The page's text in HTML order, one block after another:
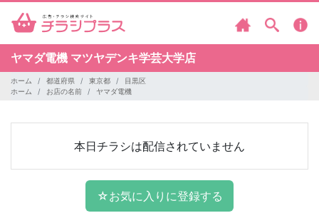
ヤマダ電機 マツヤデンキ学芸大学店
ホーム 都道府県 東京都
目黒区
ホーム
お店の名前 ヤマダ電機
本日チラシは配信されていません